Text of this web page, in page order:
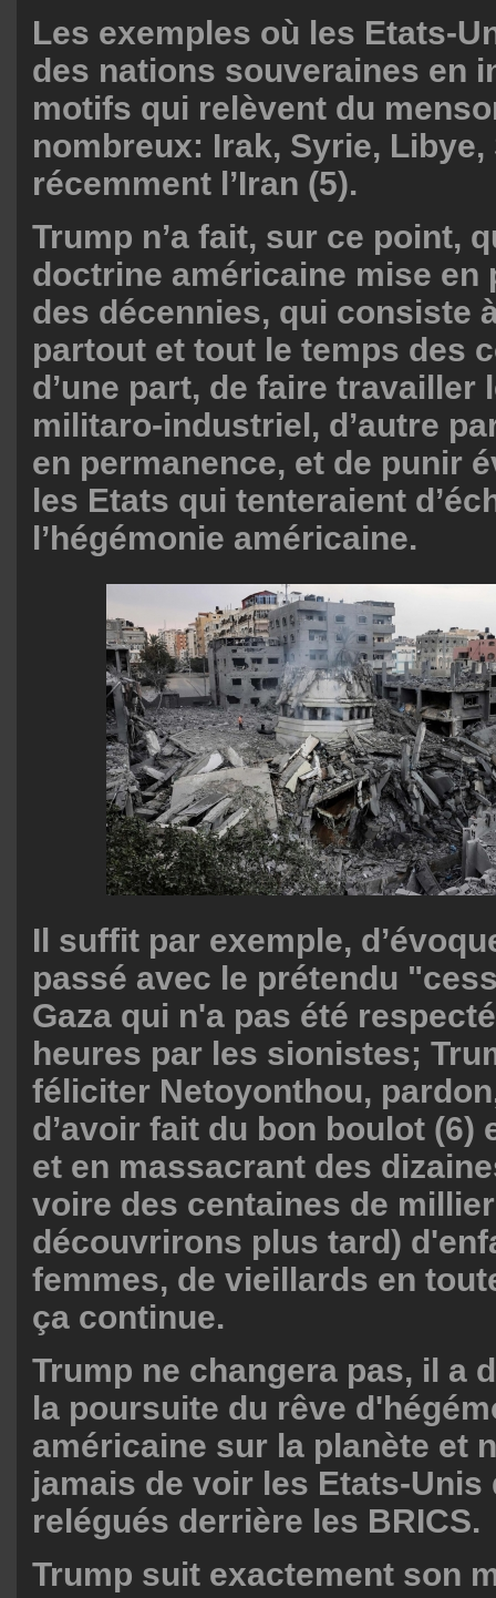
Les exemples où les Etats-
des nations souveraines en
motifs qui relèvent du
nombreux: Irak, Syrie,
récemment l’Iran (5).
Trump n’a fait, sur ce point,
doctrine américaine mise en
des décennies, qui consiste
partout et tout le temps des
d’une part, de faire travailler
militaro-industriel, d’autre
en permanence, et de punir
les Etats qui tenteraient
l’hégémonie américaine.
Il suffit par exemple,
passé avec le prétendu
Gaza qui n'a pas été
heures par les sionistes;
féliciter Netoyonthou,
d’avoir fait du bon boulot (6)
et en massacrant des
voire des centaines de
découvrirons plus tard)
femmes, de vieillards en
ça continue.
Trump ne changera pas, il a
la poursuite du rêve
américaine sur la planète et
jamais de voir les Etats-Unis
relégués derrière les BRICS.
Trump suit exactement son